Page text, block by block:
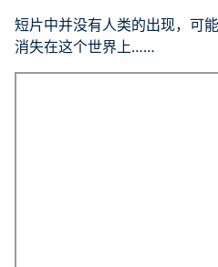
短片中并没有人类的出现，可
消失在这个世界上……